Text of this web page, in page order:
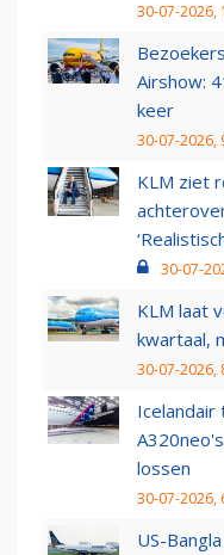
30-07-2026,
Airshow:
keer
30-07-2026,
KLM ziet
30-07-
KLM laat
kwartaal,
30-07-2026,
lossen
30-07-2026,
US-